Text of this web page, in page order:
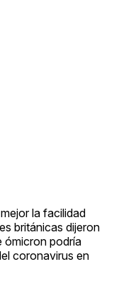
la facilidad
británicas dijeron
ómicron podría
coronavirus en